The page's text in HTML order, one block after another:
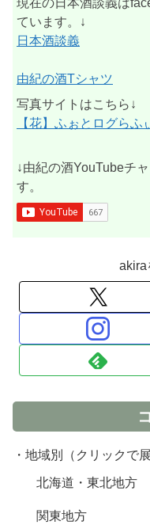
ています。↓
日本酒談義
由紀の酒Tシャツ
写真サイトはこちら↓
【花】ふぉとログらふ
↓由紀の酒YouTubeチ
す。
akira
・地域別（クリックで展
北海道・東北地方
関東地方